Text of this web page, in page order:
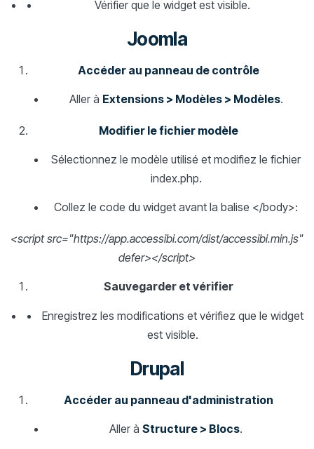
Vérifier que le widget est visible.
Joomla
Accéder au panneau de contrôle
Aller à Extensions > Modèles > Modèles.
Modifier le fichier modèle
Sélectionnez le modèle utilisé et modifiez le fichier
index.php.
Collez le code du widget avant la balise </body>:
<script src="https://app.accessibi.com/dist/accessibi.min.js"
defer></script>
Sauvegarder et vérifier
Enregistrez les modifications et vérifiez que le widget
est visible.
Drupal
Accéder au panneau d'administration
Aller à Structure > Blocs.